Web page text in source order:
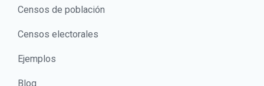
Censos de población
Censos electorales
Ejemplos
Blog